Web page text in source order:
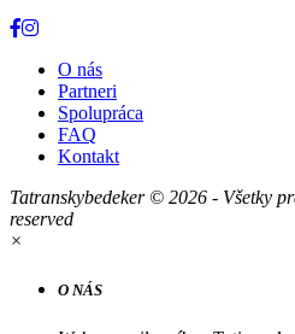
O nás
Partneri
Spolupráca
FAQ
Kontakt
Tatranskybedeker © 2026 - Všetky
reserved
×
O NÁS